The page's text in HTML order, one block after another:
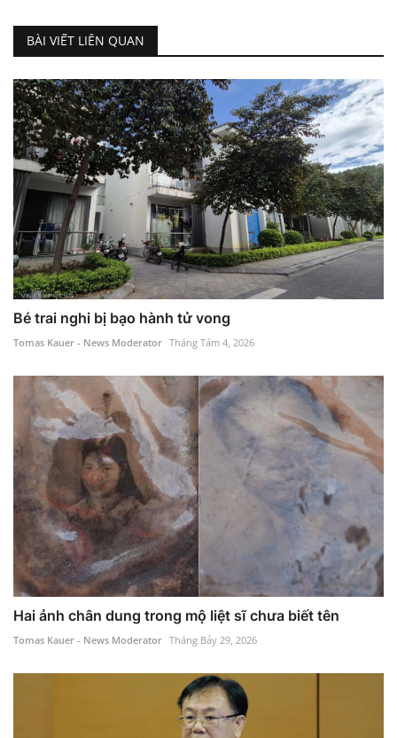
BÀI VIẾT LIÊN QUAN
Bé trai nghi bị bạo hành tử vong
Tomas Kauer - News Moderator Tháng Tám 4, 2026
Hai ảnh chân dung trong mộ liệt sĩ chưa biết tên
Tomas Kauer - News Moderator Tháng Bảy 29, 2026